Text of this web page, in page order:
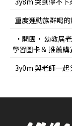
重度運動族群喝的
•開團• 幼教屆
學習圖卡＆ 推薦購
3y0m 與老師一起